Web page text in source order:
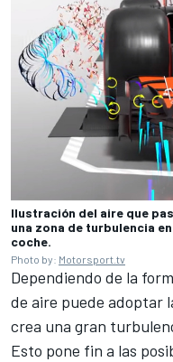
Ilustración del aire que
una zona de turbulencia
coche.
Photo by: Motorsport.tv
Dependiendo de la
de aire puede adoptar
crea una gran
Esto pone fin a las